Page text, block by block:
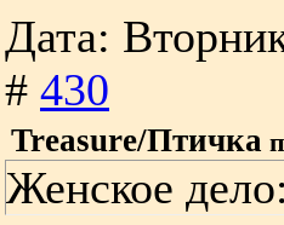
Дата:
# 430
Treasure/Птичка
Женское